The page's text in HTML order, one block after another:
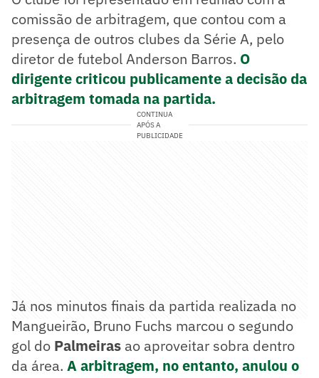
comissão de arbitragem, que contou com a
presença de outros clubes da Série A, pelo
diretor de futebol Anderson Barros. O
dirigente criticou publicamente a decisão da
arbitragem tomada na partida.
CONTINUA
APÓS A
PUBLICIDADE
Já nos minutos finais da partida realizada no
Mangueirão, Bruno Fuchs marcou o segundo
gol do Palmeiras ao aproveitar sobra dentro
da área. A arbitragem, no entanto, anulou o